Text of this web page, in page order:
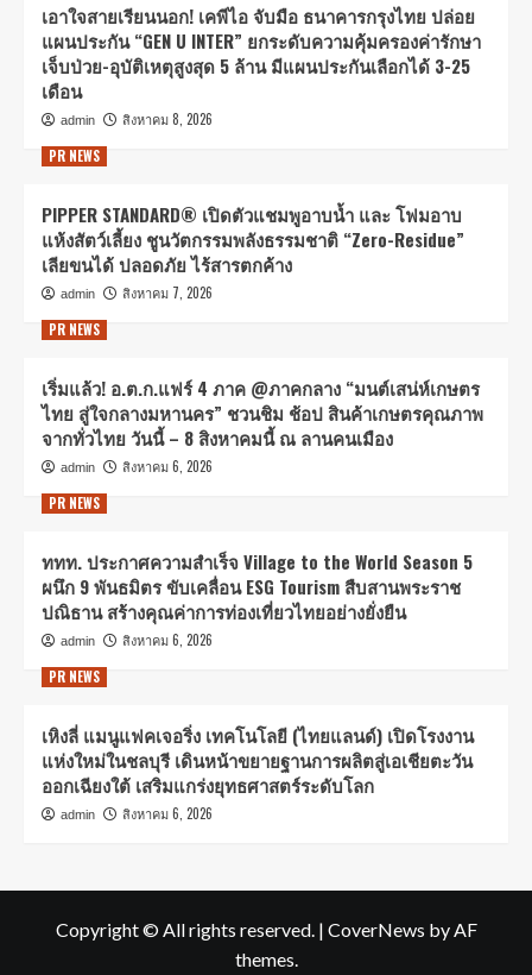
เอาใจสายเรียนนอก! เคพีไอ จับมือ ธนาคารกรุงไทย ปล่อย
แผนประกัน “GEN U INTER” ยกระดับความคุ้มครองค่ารักษา
เจ็บป่วย-อุบัติเหตุสูงสุด 5 ล้าน มีแผนประกันเลือกได้ 3-25
เดือน
admin
สิงหาคม 8, 2026
PR NEWS
PIPPER STANDARD® เปิดตัวแชมพูอาบน้ำ และ โฟมอาบ
แห้งสัตว์เลี้ยง ชูนวัตกรรมพลังธรรมชาติ “Zero-Residue”
เลียขนได้ ปลอดภัย ไร้สารตกค้าง
admin
สิงหาคม 7, 2026
PR NEWS
เริ่มแล้ว! อ.ต.ก.แฟร์ 4 ภาค @ภาคกลาง “มนต์เสน่ห์เกษตร
ไทย สู่ใจกลางมหานคร” ชวนชิม ช้อป สินค้าเกษตรคุณภาพ
จากทั่วไทย วันนี้ – 8 สิงหาคมนี้ ณ ลานคนเมือง
admin
สิงหาคม 6, 2026
PR NEWS
ททท. ประกาศความสำเร็จ Village to the World Season 5
ผนึก 9 พันธมิตร ขับเคลื่อน ESG Tourism สืบสานพระราช
ปณิธาน สร้างคุณค่าการท่องเที่ยวไทยอย่างยั่งยืน
admin
สิงหาคม 6, 2026
PR NEWS
เหิงลี่ แมนูแฟคเจอริ่ง เทคโนโลยี (ไทยแลนด์) เปิดโรงงาน
แห่งใหม่ในชลบุรี เดินหน้าขยายฐานการผลิตสู่เอเชียตะวัน
ออกเฉียงใต้ เสริมแกร่งยุทธศาสตร์ระดับโลก
admin สิงหาคม 6, 2026
Copyright © All rights reserved. | CoverNews by AF
themes.